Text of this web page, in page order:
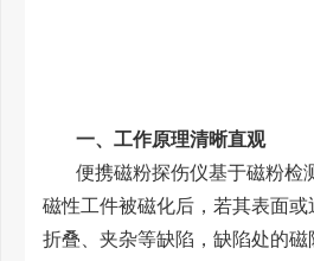
一、工作原理清晰直观
便携磁粉探伤仪基于磁粉检
磁性工件被磁化后，若其表面或
折叠、夹杂等缺陷，缺陷处的磁